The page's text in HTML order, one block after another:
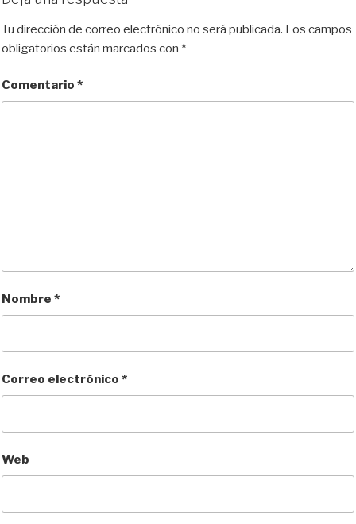
s
k
y
o
d
o
b
o
o
i
t
r
t
Tu dirección de correo electrónico no será publicada. Los campos
obligatorios están marcados con *
Comentario *
Nombre *
Correo electrónico *
Web